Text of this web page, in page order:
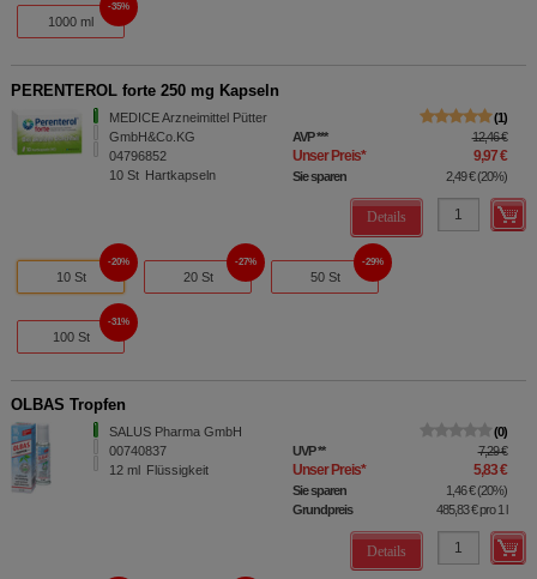
1000 ml
35%
PERENTEROL forte 250 mg Kapseln
MEDICE Arzneimittel Pütter
GmbH&Co.KG
04796852
10 St Hartkapseln
1
AVP*** 12,46 €
Unser Preis* 9,97 €
Sie sparen 2,49 €(20%)
Details
10 St
20%
20 St
27%
50 St
29%
100 St
31%
OLBAS Tropfen
SALUS Pharma GmbH
00740837
12 ml Flüssigkeit
0
UVP** 7,29 €
Unser Preis* 5,83 €
Sie sparen 1,46 €(20%)
Grundpreis
485,83 €pro 1 l
Details